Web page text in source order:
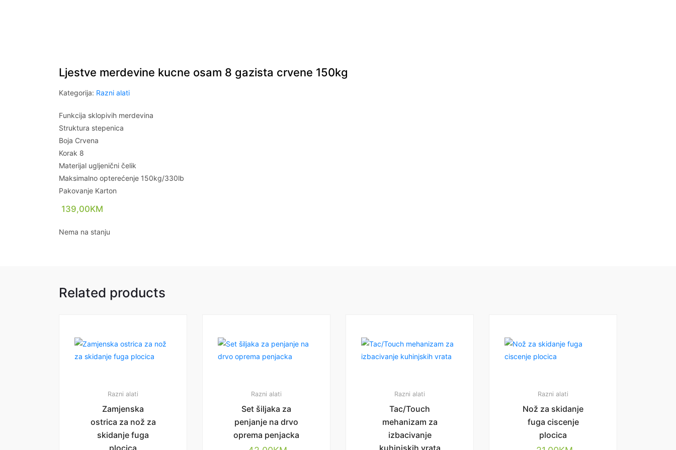
Ljestve merdevine kucne osam 8 gazista crvene 150kg
Kategorija: Razni alati
Funkcija sklopivih merdevina
Struktura stepenica
Boja Crvena
Korak 8
Materijal ugljenični čelik
Maksimalno opterećenje 150kg/330lb
Pakovanje Karton
139,00KM
Nema na stanju
Related products
Razni alati
Zamjenska
ostrica za nož za
skidanje fuga
plocica
Razni alati
Set šiljaka za
penjanje na drvo
oprema penjacka
Razni alati
Tac/Touch
mehanizam za
izbacivanje
kuhinjskih vrata
Razni alati
Nož za skidanje
fuga ciscenje
plocica